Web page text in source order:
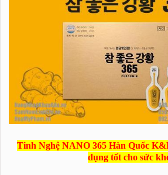
Tinh Nghệ NANO 365 Hàn Quốc
dụng tốt cho sức